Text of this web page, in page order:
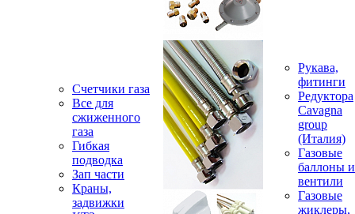
Счетчики газа
Все для
сжиженного
газа
Гибкая
подводка
Зап части
Краны,
задвижки
Рукава,
фитинги
Редуктора
Cavagna
group
(Италия)
Газовые
баллоны и
вентили
Газовые
жиклеры,